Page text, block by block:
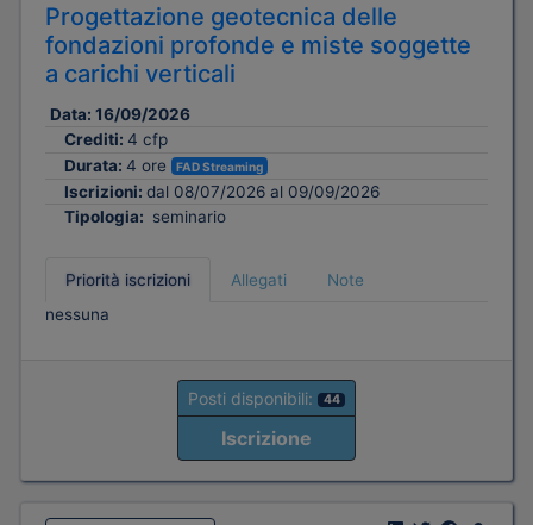
Progettazione geotecnica delle
fondazioni profonde e miste soggette
a carichi verticali
Data: 16/09/2026
Crediti: 4 cfp
Durata: 4 ore FAD Streaming
Iscrizioni: dal 08/07/2026 al 09/09/2026
Tipologia: seminario
Priorità iscrizioni Allegati
Note
nessuna
Posti disponibili: 44
Iscrizione